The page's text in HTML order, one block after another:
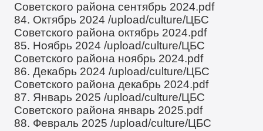
Советского района сентябрь 2024.pdf
84. Октябрь 2024/upload/culture/ЦБС
Советского района октябрь 2024.pdf
85. Ноябрь 2024/upload/culture/ЦБС
Советского района ноябрь 2024.pdf
86. Декабрь 2024/upload/culture/ЦБС
Советского района декабрь 2024.pdf
87. Январь 2025/upload/culture/ЦБС
Советского района январь 2025.pdf
88. Февраль 2025/upload/culture/ЦБС